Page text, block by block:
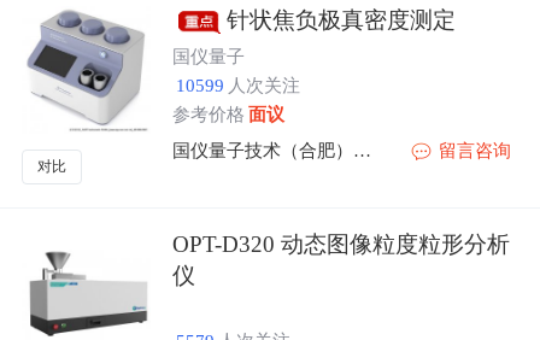
对比
针状焦负极真密度测定
国仪量子
10599 人次关注
参考价格 面议
国仪量子技术（合肥）股份有限公司
留言咨询
OPT-D320 动态图像粒度粒形分析
仪